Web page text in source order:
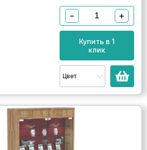
− +
Купить в 1
клик
Цвет